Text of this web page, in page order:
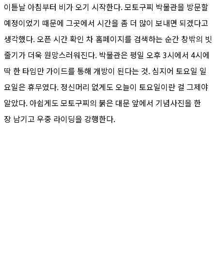
이튿날 아침부터 비가 오기 시작한다. 모토구찌 박물관을 방문할
예정이었기 때문에 그곳에서 시간을 좀 더 많이 보내면 되겠다고
생각했다. 오픈 시간 확인 차 홈페이지를 검색하는 순간 창밖의 빗
줄기가 더욱 원망스러워진다. 박물관은 평일 오후 3시에서 4시에
딱 한 타임만 가이드를 통해 개방이 된다는 것. 심지어 토요일 일
요일은 휴무였다. 정신머리 없게도 오늘이 토요일이란 걸 그제야
알았다. 아쉽게도 모토구찌의 붉은 대문 앞에서 기념사진을 한
장 남기고 우중 라이딩을 강행한다.